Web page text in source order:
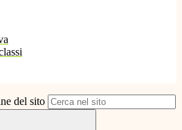
del sito